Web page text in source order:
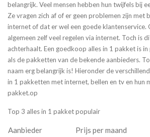
belangrijk. Veel mensen hebben hun twijfels bij
Ze vragen zich af of er geen problemen zijn
internet of dat er wel een goede
algemeen zelf veel regelen via internet. Toch is
achterhaalt. Een goedkoop alles in 1 pakket is
als de pakketten van de bekende aanbieders.
naam erg belangrijk is! Hieronder de
in 1 pakketten met internet, bellen en tv en hun
pakket.op
Top 3 alles in 1 pakket populair
Aanbieder Prijs per maand